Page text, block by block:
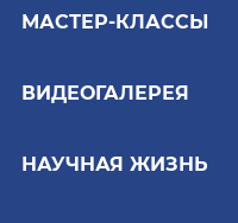
МАСТЕР-КЛАССЫ
ВИДЕОГАЛЕРЕЯ
НАУЧНАЯ ЖИЗНЬ